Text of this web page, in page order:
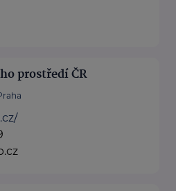
prostředí ČR